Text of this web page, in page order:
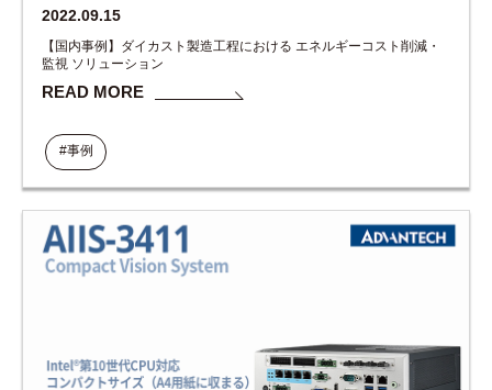
2022.09.15
【国内事例】ダイカスト製造工程における エネルギーコスト削減・
監視 ソリューション
READ MORE
#事例